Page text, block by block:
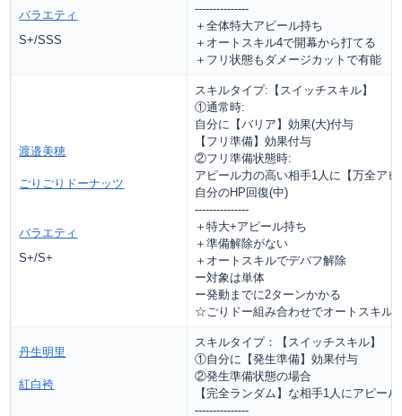
バラエティ
S+/SSS
---------------
＋全体特大アピール持ち
＋オートスキル4で開幕から打てる
＋フリ状態もダメージカットで有能
渡邉美穂
ごりごりドーナッツ
バラエティ
S+/S+
スキルタイプ:【スイッチスキル】
①通常時:
自分に【バリア】効果(大)付与
【フリ準備】効果付与
②フリ準備状態時:
アピール力の高い相手1人に【万全ア
自分のHP回復(中)
---------------
＋特大+アピール持ち
＋準備解除がない
＋オートスキルでデバフ解除
ー対象は単体
ー発動までに2ターンかかる
☆ごりドー組み合わせでオートスキル
丹生明里
紅白袴
スキルタイプ：【スイッチスキル】
①自分に【発生準備】効果付与
②発生準備状態の場合
【完全ランダム】な相手1人にアピー
---------------